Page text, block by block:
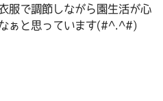
服で調節しながら園生活が心
ぁと思っています(#^.^#)